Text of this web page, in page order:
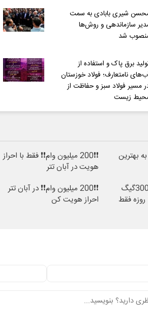
شیری بابادی به سمت
سازماندهی و روش‌ها
شد
برق پاک و استفاده از
نامتعارف؛ فولاد خوزستان
مسیر فولاد سبز و حفاظت از
زیست
بهترین
❗❗200 میلیون وام❗❗ فقط با احراز
هویت در آبان تتر
⏳فرصت محدود!! 3000گیگ
اینترنت خانگی 180 روزه فقط
❗❗200 میلیون وام❗❗ در آبان تتر
احراز هویت کن